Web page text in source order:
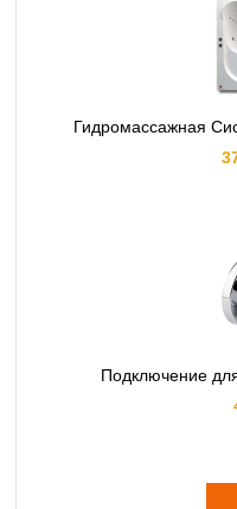
Гидромассажная
Подключение